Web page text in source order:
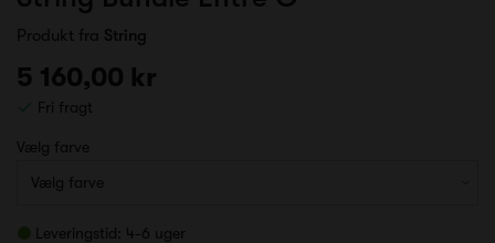
Produkt fra String
5 160,00 kr
Fri fragt
Vælg farve
Leveringstid: 4-6 uger